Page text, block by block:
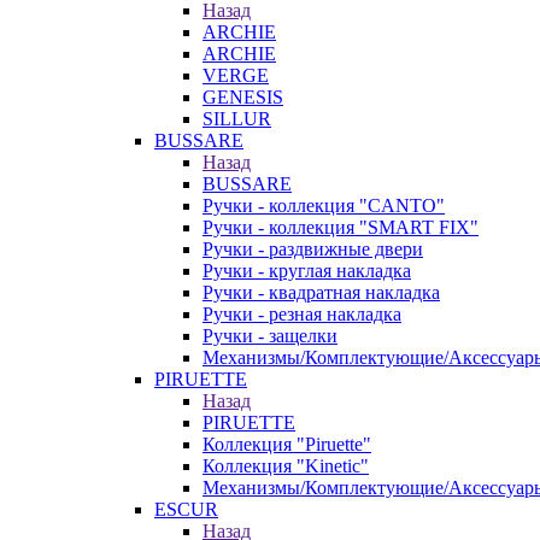
Назад
ARCHIE
ARCHIE
VERGE
GENESIS
SILLUR
BUSSARE
Назад
BUSSARE
Ручки - коллекция "CANTO"
Ручки - коллекция "SMART FIX"
Ручки - раздвижные двери
Ручки - круглая накладка
Ручки - квадратная накладка
Ручки - резная накладка
Ручки - защелки
Механизмы/Комплектующие/
PIRUETTE
Назад
PIRUETTE
Коллекция "Piruette"
Коллекция "Kinetic"
Механизмы/Комплектующие/
ESCUR
Назад